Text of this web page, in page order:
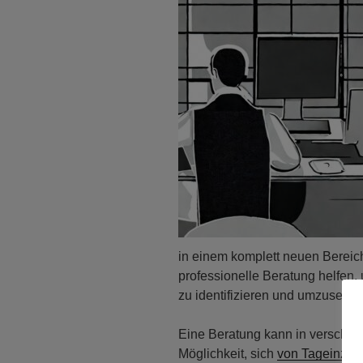
in einem komplett neuen
professionelle Beratung
zu identifizieren und umzusetzen.
Eine Beratung kann in
Möglichkeit, sich von Tageinz